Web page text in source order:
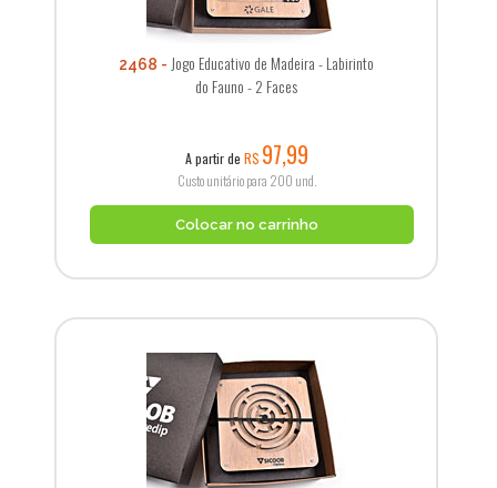
2468
Jogo Educativo de Madeira - Labirinto
do Fauno - 2 Faces
A partir de R$ 97,99
Custo unitário para 200 und.
Colocar no carrinho